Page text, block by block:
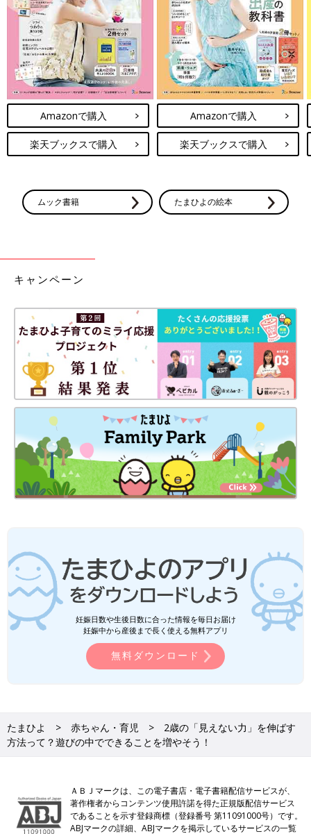
Amazonで購入
楽天ブックスで購入
Amazonで購入
楽天ブックスで購入
ムック書籍 たまひよの絵本
キャンペーン
妊娠日数や生後日数に合った情報を毎日お届け
妊娠中から産後まで長く使える無料アプリ
無料ダウンロード
たまひよ 赤ちゃん・育児
2歳の「見えない力」を伸ばす
方法って？遊びの中でできることを増やそう！
ＡＢＪマークは、この電子書店・電子書籍配信サービスが、
著作権者からコンテンツ使用許諾を得た正規版配信サービス
であることを示す登録商標（登録番号 第11091000号）です。
ABJマークの詳細、ABJマークを掲示しているサービスの一覧